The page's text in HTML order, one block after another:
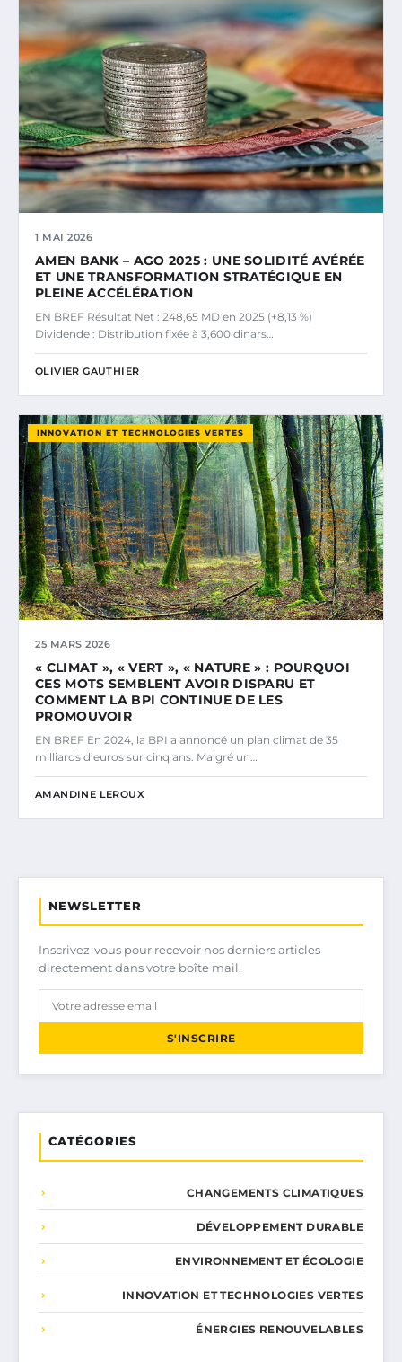
1 MAI 2026
AMEN BANK – AGO 2025 : UNE SOLIDITÉ AVÉRÉE
ET UNE TRANSFORMATION STRATÉGIQUE EN
PLEINE ACCÉLÉRATION
EN BREF Résultat Net : 248,65 MD en 2025 (+8,13 %)
Dividende : Distribution fixée à 3,600 dinars…
OLIVIER GAUTHIER
INNOVATION ET TECHNOLOGIES VERTES
25 MARS 2026
« CLIMAT », « VERT », « NATURE » : POURQUOI
CES MOTS SEMBLENT AVOIR DISPARU ET
COMMENT LA BPI CONTINUE DE LES
PROMOUVOIR
EN BREF En 2024, la BPI a annoncé un plan climat de 35
milliards d’euros sur cinq ans. Malgré un…
AMANDINE LEROUX
NEWSLETTER
Inscrivez-vous pour recevoir nos derniers articles
directement dans votre boîte mail.
S'INSCRIRE
CATÉGORIES
CHANGEMENTS CLIMATIQUES
DÉVELOPPEMENT DURABLE
ENVIRONNEMENT ET ÉCOLOGIE
INNOVATION ET TECHNOLOGIES VERTES
ÉNERGIES RENOUVELABLES